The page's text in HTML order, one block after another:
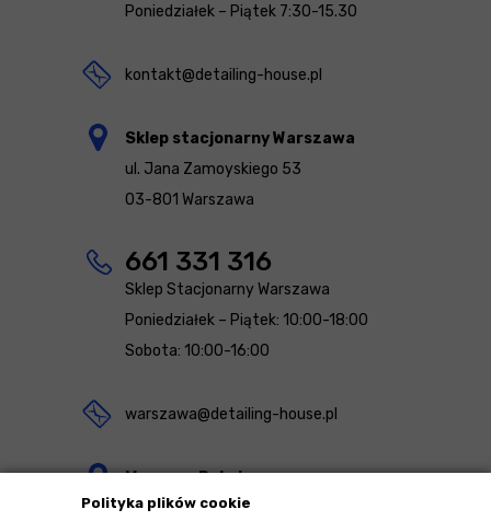
Polityka plików cookie
Poniedziałek – Piątek 7:30-15.30
kontakt@detailing-house.pl
Sklep stacjonarny Warszawa
ul. Jana Zamoyskiego 53
03-801 Warszawa
661 331 316
Sklep Stacjonarny Warszawa
Poniedziałek – Piątek: 10:00-18:00
Sobota: 10:00-16:00
warszawa@detailing-house.pl
Magazyn Rekcin
Nomos Sp. z o.o. sp.k.